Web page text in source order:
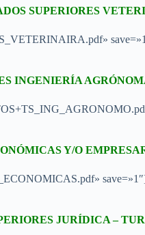
SUPERIORES
INGENIERÍA
Y/O
save=»1″]
JURÍDICA –